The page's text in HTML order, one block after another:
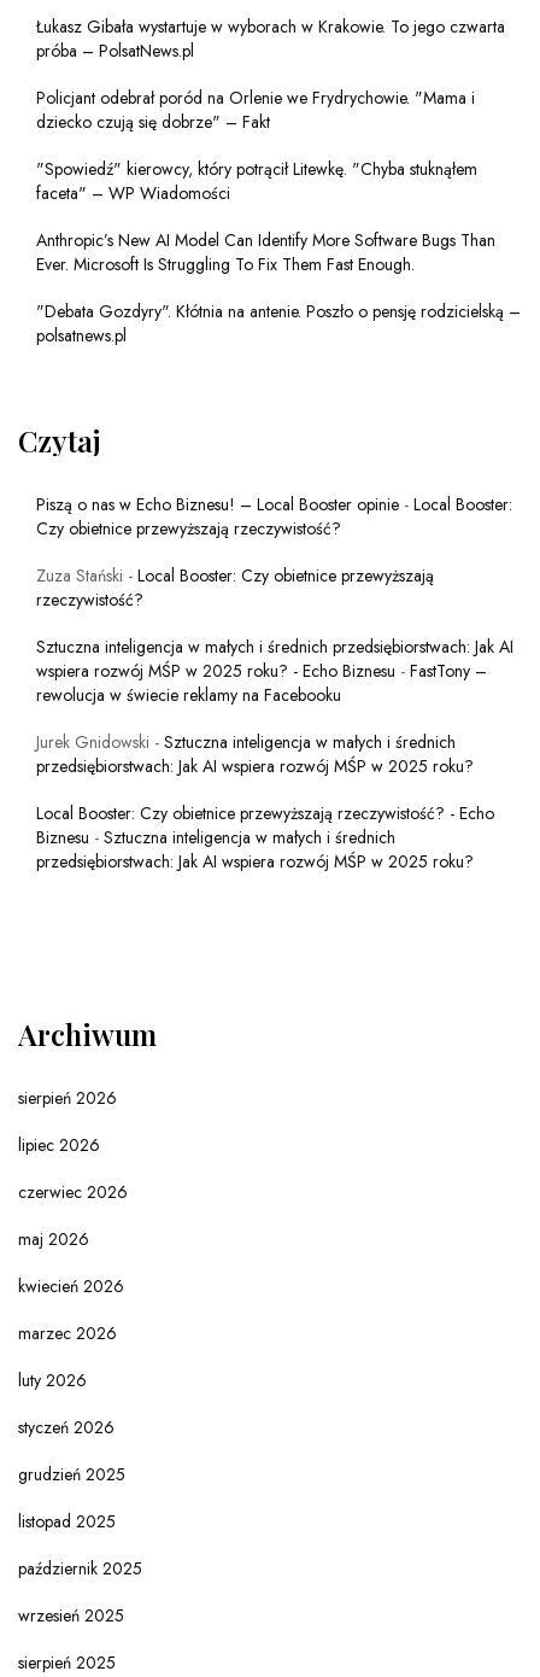
Łukasz Gibała wystartuje w wyborach w Krakowie. To jego czwarta
próba – PolsatNews.pl
Policjant odebrał poród na Orlenie we Frydrychowie. "Mama i
dziecko czują się dobrze" – Fakt
"Spowiedź" kierowcy, który potrącił Litewkę. "Chyba stuknąłem
faceta" – WP Wiadomości
Anthropic’s New AI Model Can Identify More Software Bugs Than
Ever. Microsoft Is Struggling To Fix Them Fast Enough.
"Debata Gozdyry". Kłótnia na antenie. Poszło o pensję rodzicielską –
polsatnews.pl
Czytaj
Piszą o nas w Echo Biznesu! – Local Booster opinie - Local Booster:
Czy obietnice przewyższają rzeczywistość?
Zuza Stański - Local Booster: Czy obietnice przewyższają
rzeczywistość?
Sztuczna inteligencja w małych i średnich przedsiębiorstwach: Jak AI
wspiera rozwój MŚP w 2025 roku? - Echo Biznesu - FastTony –
rewolucja w świecie reklamy na Facebooku
Jurek Gnidowski - Sztuczna inteligencja w małych i średnich
przedsiębiorstwach: Jak AI wspiera rozwój MŚP w 2025 roku?
Local Booster: Czy obietnice przewyższają rzeczywistość? - Echo
Biznesu - Sztuczna inteligencja w małych i średnich
przedsiębiorstwach: Jak AI wspiera rozwój MŚP w 2025 roku?
Archiwum
sierpień 2026
lipiec 2026
czerwiec 2026
maj 2026
kwiecień 2026
marzec 2026
luty 2026
styczeń 2026
grudzień 2025
listopad 2025
październik 2025
wrzesień 2025
sierpień 2025